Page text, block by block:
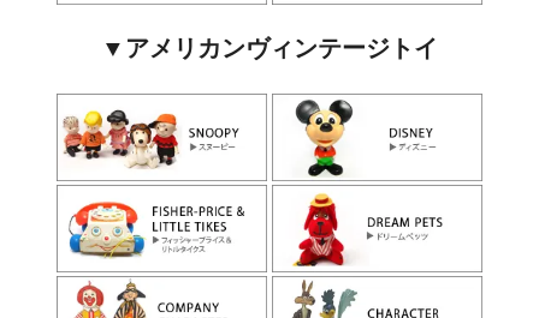
▼アメリカンヴィンテージトイ